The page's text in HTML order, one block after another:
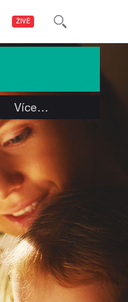
ŽIVĚ
Více…